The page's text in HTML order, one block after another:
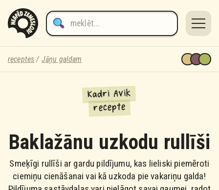
receptes / Jāņu galdam
Kadri Avik
recepte
Baklažānu uzkodu rullīši
Smeķīgi rullīši ar gardu pildījumu, kas lieliski piemēroti
ciemiņu cienāšanai vai kā uzkoda pie vakariņu galda!